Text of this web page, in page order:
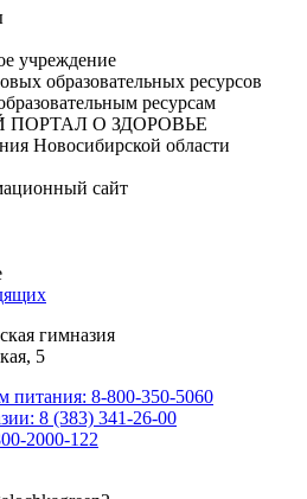
гимназия
5
питания: 8-800-350-5060
8 (383) 341-26-00
2000-122